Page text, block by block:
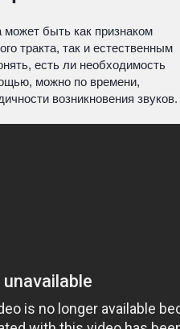
быть как признаком
тракта, так и естественным
есть ли необходимость
можно по времени,
возникновения звуков.